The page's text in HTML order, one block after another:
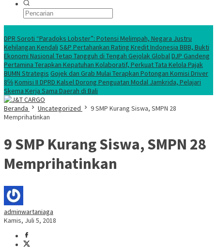
DPR Soroti “Paradoks Lobster”: Potensi Melimpah, Negara Justru
Kehilangan Kendali S&P Pertahankan Rating Kredit Indonesia BBB, Bukti
Ekonomi Nasional Tetap Tangguh di Tengah Gejolak GlobalDJP Gandeng
Pertamina Terapkan Kepatuhan Kolaboratif, Perkuat Tata Kelola Pajak
BUMN Strategis Gojek dan Grab Mulai Terapkan Potongan Komisi Driver
8℅Komisi II DPRD Kalsel Dorong Penguatan Modal Jamkrida, Pelajari
Skema Kerja Sama Daerah di Bali
Beranda
Uncategorized
9 SMP Kurang Siswa, SMPN 28
Memprihatinkan
9 SMP Kurang Siswa, SMPN 28
Memprihatinkan
adminwartaniaga
Kamis, Juli 5, 2018